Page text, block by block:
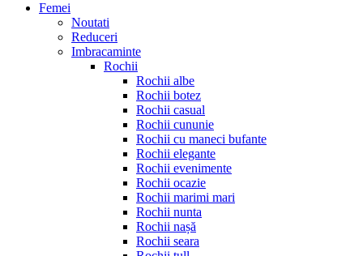
Femei
Noutati
Reduceri
Imbracaminte
Rochii
Rochii albe
Rochii botez
Rochii casual
Rochii cununie
Rochii cu maneci bufante
Rochii elegante
Rochii evenimente
Rochii ocazie
Rochii marimi mari
Rochii nunta
Rochii nașă
Rochii seara